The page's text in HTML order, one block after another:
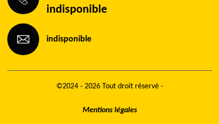
indisponible
indisponible
©2024 - 2026 Tout droit réservé -
Mentions légales